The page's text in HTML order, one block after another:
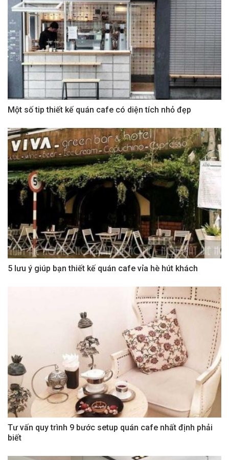
Một số tip thiết kế quán cafe có diện tích nhỏ đẹp
5 lưu ý giúp bạn thiết kế quán cafe vỉa hè hút khách
Tư vấn quy trình 9 bước setup quán cafe nhất định phải
biết